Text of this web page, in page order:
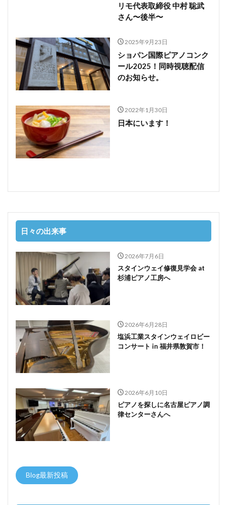
リモ代表取締役 中村 聡武
さん〜後半〜
2025年9月23日
ショパン国際ピアノコンク
ール2025！同時視聴配信
のお知らせ。
2022年1月30日
日本にいます！
日々の出来事
2026年7月6日
スタインウェイ修復見学会 at
杉浦ピアノ工房へ
2026年6月28日
塩浜工業スタインウェイロビー
コンサート in 福井県敦賀市！
2026年6月10日
ピアノを探しに名古屋ピアノ調
律センターさんへ
Blog最新投稿